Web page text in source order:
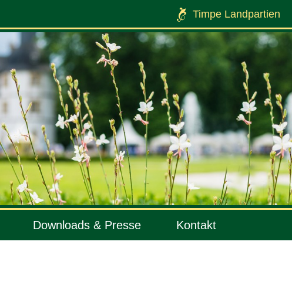
Downloads & Presse Kontakt
Timpe Landpartien